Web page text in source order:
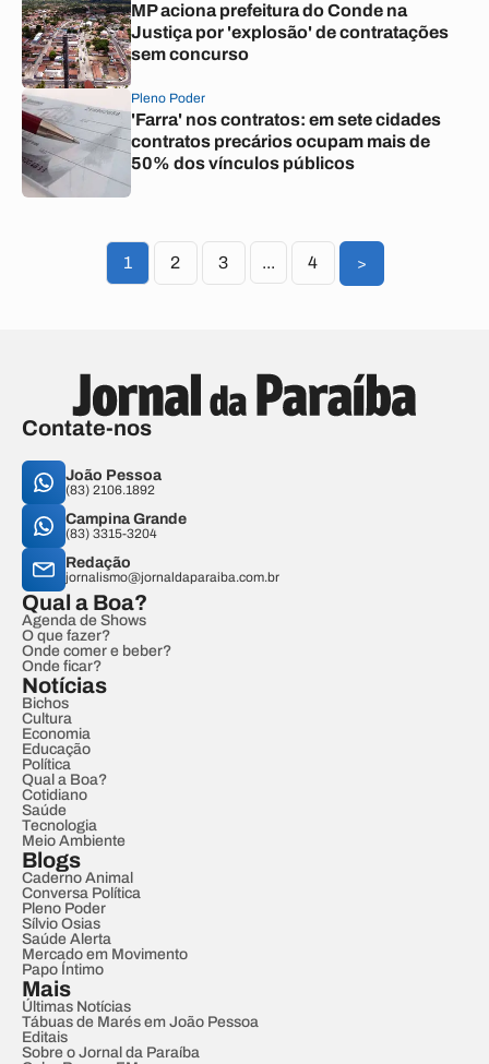
MP aciona prefeitura do Conde na
Justiça por 'explosão' de contratações
sem concurso
Pleno Poder
'Farra' nos contratos: em sete cidades
contratos precários ocupam mais de
50% dos vínculos públicos
1 2 3 ... 4 >
Contate-nos
João Pessoa
(83) 2106.1892
Campina Grande
(83) 3315-3204
Redação
jornalismo@jornaldaparaiba.com.br
Qual a Boa?
Agenda de Shows
O que fazer?
Onde comer e beber?
Onde ficar?
Notícias
Bichos
Cultura
Economia
Educação
Política
Qual a Boa?
Cotidiano
Saúde
Tecnologia
Meio Ambiente
Blogs
Caderno Animal
Conversa Política
Pleno Poder
Sílvio Osias
Saúde Alerta
Mercado em Movimento
Papo Íntimo
Mais
Últimas Notícias
Tábuas de Marés em João Pessoa
Editais
Sobre o Jornal da Paraíba